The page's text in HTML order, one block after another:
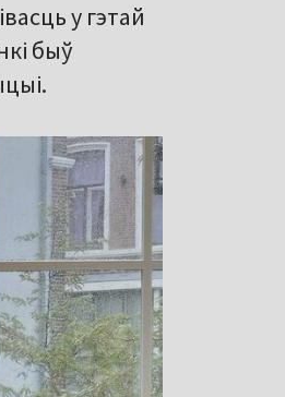
у гэтай
быў